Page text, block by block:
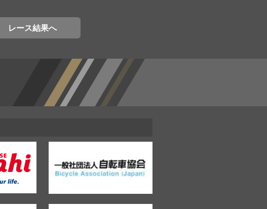
レース結果へ